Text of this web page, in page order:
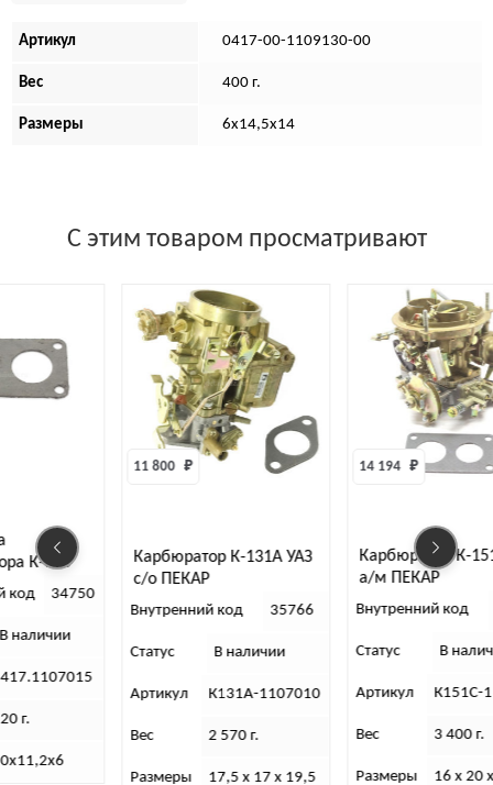
Артикул 0417-00-1109130-00
Вес 400 г.
Размеры 6х14,5х14
С этим товаром просматривают
К-126
код 34750
В наличии
417.1107015
20 г.
0х11,2х6
Карбюратор К-131А УАЗ
с/о ПЕКАР
11 800 ₽
Внутренний код 35766
Статус В наличии
Артикул К131А-1107010
Вес 2 570 г.
Размеры 17,5 х 17 х 19,5
Карбюратор К-
а/м ПЕКАР
14 194 ₽
Внутренний код
Статус В
Артикул К151С-
Вес 3 400 г.
Размеры 16 х 20